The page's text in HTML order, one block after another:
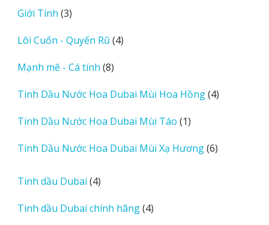
Giới Tính 33
phẩm
Lôi Cuốn - Quyến Rũ 44
Mạnh mẽ - Cá tính 88
phẩm
Tinh Dầu Nước Hoa Dubai Mùi Hoa Hồng 44
Tinh Dầu Nước Hoa Dubai Mùi Táo 11
phẩm
Tinh Dầu Nước Hoa Dubai Mùi Xạ Hương 66
Tinh dầu Dubai 44
phẩm
Tinh dầu Dubai chính hãng 44